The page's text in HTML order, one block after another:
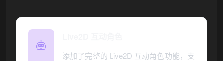
添加了完整的 Live2D 互动角色功能，支